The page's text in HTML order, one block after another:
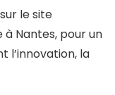
le site
à Nantes, pour un
l’innovation, la